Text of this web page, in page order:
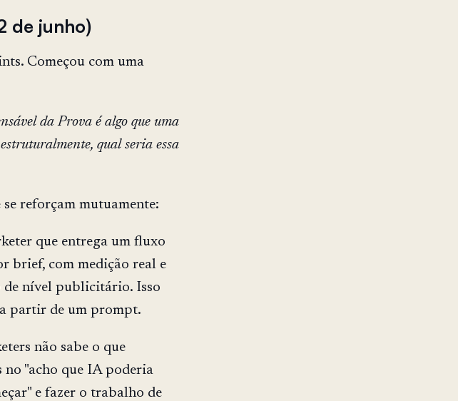
de junho)
Começou com uma
da Prova é algo que uma
qual seria essa
reforçam mutuamente:
que entrega um fluxo
brief, com medição real e
de nível publicitário. Isso
partir de um prompt.
não sabe o que
"acho que IA poderia
e fazer o trabalho de